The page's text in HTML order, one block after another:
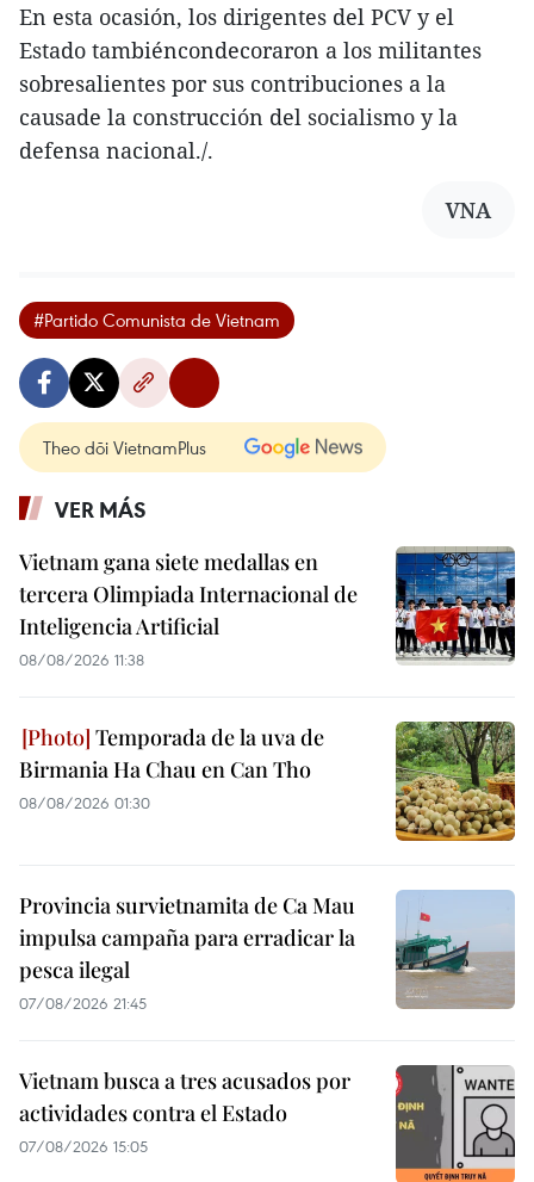
En esta ocasión, los dirigentes del PCV y el
Estado tambiéncondecoraron a los militantes
sobresalientes por sus contribuciones a la
causade la construcción del socialismo y la
defensa nacional./.
VNA
#Partido Comunista de Vietnam
Theo dõi VietnamPlus
VER MÁS
Vietnam gana siete medallas en
tercera Olimpiada Internacional de
Inteligencia Artificial
08/08/2026 11:38
Temporada de la uva de
Birmania Ha Chau en Can Tho
08/08/2026 01:30
Provincia survietnamita de Ca Mau
impulsa campaña para erradicar la
pesca ilegal
07/08/2026 21:45
Vietnam busca a tres acusados por
actividades contra el Estado
07/08/2026 15:05